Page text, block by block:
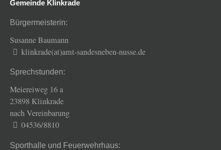
Gemeinde Klinkrade
Bürgermeisterin:
Susanne Baumann
klinkrade(at)amt-sandesneben-nusse.de
Sprechstunden:
Meiereiweg 16 a
23898 Klinkrade
nach Vereinbarung
04536/8810
Sporthalle und Feuerwehrhaus: